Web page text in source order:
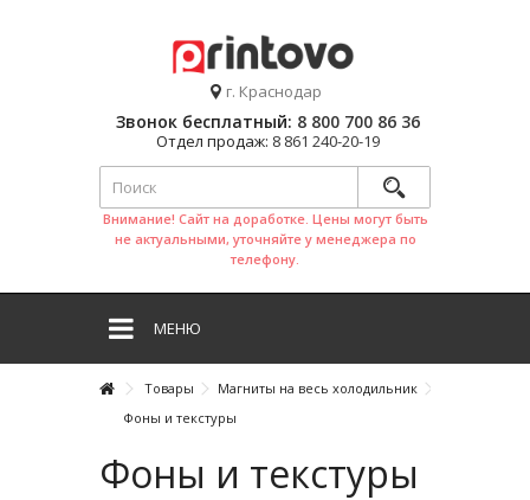
г. Краснодар
Звонок бесплатный: 8 800 700 86 36
Отдел продаж: 8 861 240-20-19
Внимание! Сайт на доработке. Цены могут быть
не актуальными, уточняйте у менеджера по
телефону.
МЕНЮ
Товары
Магниты на весь холодильник
Фоны и текстуры
Фоны и текстуры